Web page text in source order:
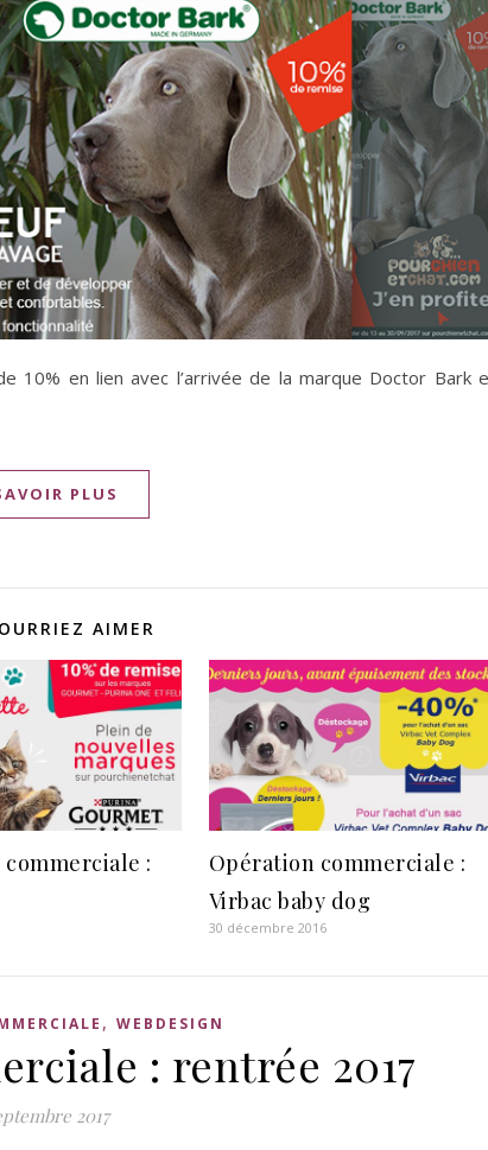
10% en lien avec l’arrivée de la marque Doctor Bark
PLUS
AIMER
:
Opération commerciale :
Virbac baby dog
30 décembre 2016
, WEBDESIGN
: rentrée 2017
2017